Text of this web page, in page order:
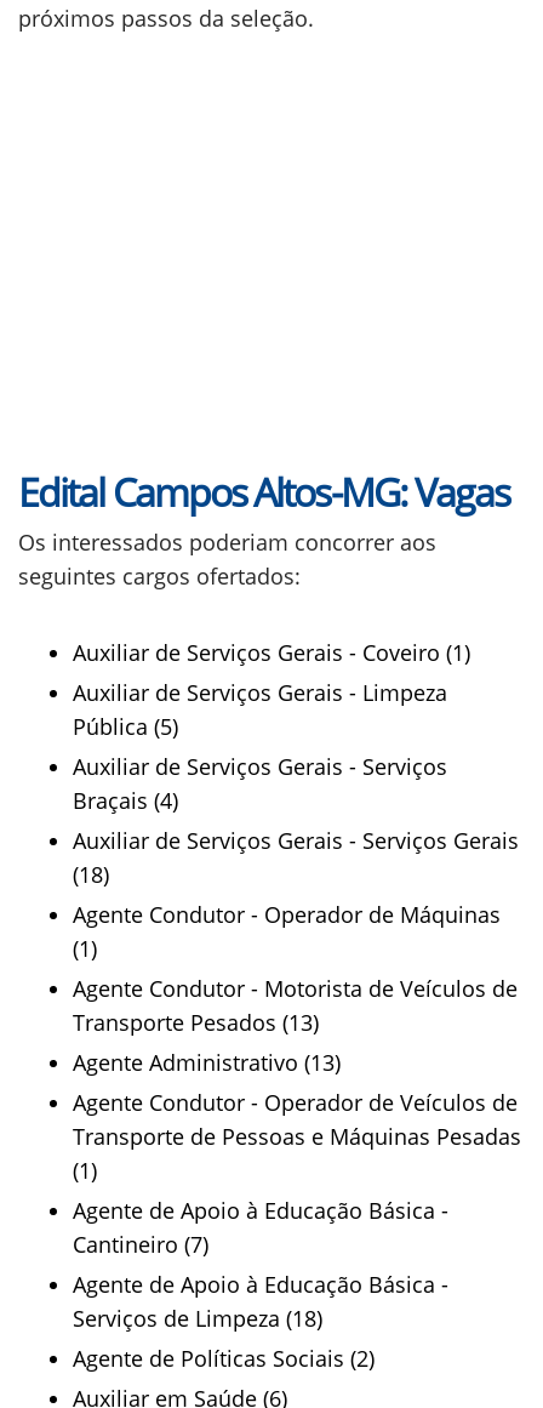
próximos passos da seleção.
Edital Campos Altos-MG: Vagas
Os interessados poderiam concorrer aos
seguintes cargos ofertados:
Auxiliar de Serviços Gerais - Coveiro (1)
Auxiliar de Serviços Gerais - Limpeza
Pública (5)
Auxiliar de Serviços Gerais - Serviços
Braçais (4)
Auxiliar de Serviços Gerais - Serviços Gerais
(18)
Agente Condutor - Operador de Máquinas
(1)
Agente Condutor - Motorista de Veículos de
Transporte Pesados (13)
Agente Administrativo (13)
Agente Condutor - Operador de Veículos de
Transporte de Pessoas e Máquinas Pesadas
(1)
Agente de Apoio à Educação Básica -
Cantineiro (7)
Agente de Apoio à Educação Básica -
Serviços de Limpeza (18)
Agente de Políticas Sociais (2)
Auxiliar em Saúde (6)